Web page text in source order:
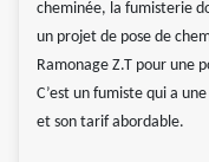
cheminée, la fumisterie
un projet de pose de
Ramonage Z.T pour une
C’est un fumiste qui a
et son tarif abordable.